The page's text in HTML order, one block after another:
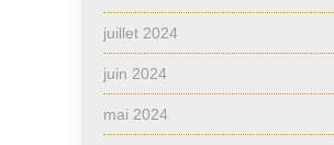
juillet 2024
juin 2024
mai 2024